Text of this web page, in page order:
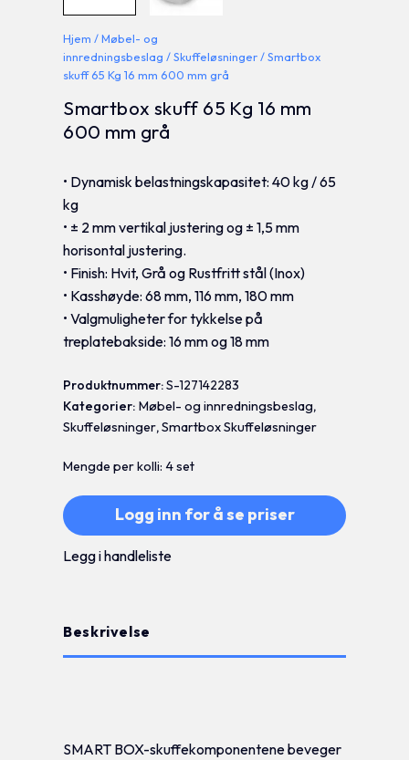
Hjem /Møbel- og
innredningsbeslag /Skuffeløsninger/ Smartbox
skuff 65 Kg 16 mm 600 mm grå
Smartbox skuff 65 Kg 16 mm
600 mm grå
• Dynamisk belastningskapasitet: 40 kg / 65
kg
• ± 2 mm vertikal justering og ± 1,5 mm
horisontal justering.
• Finish: Hvit, Grå og Rustfritt stål (Inox)
• Kasshøyde: 68 mm, 116 mm, 180 mm
• Valgmuligheter for tykkelse på
treplatebakside: 16 mm og 18 mm
Produktnummer:S-127142283
Kategorier:Møbel- og innredningsbeslag,
Skuffeløsninger,Smartbox Skuffeløsninger
Mengde per kolli: 4 set
Logg inn for å se priser
Legg i handleliste
Beskrivelse
SMART BOX-skuffekomponentene beveger